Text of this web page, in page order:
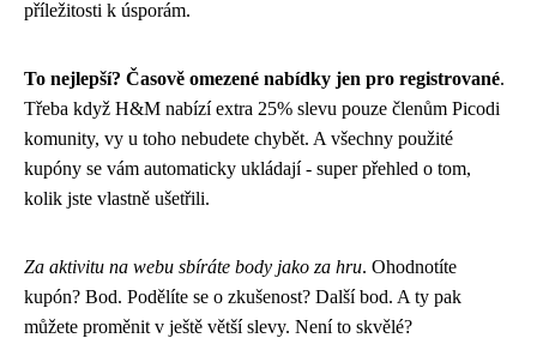
příležitosti k úsporám.
To nejlepší? Časově omezené nabídky jen pro registrované.
Třeba když H&M nabízí extra 25% slevu pouze členům Picodi
komunity, vy u toho nebudete chybět. A všechny použité
kupóny se vám automaticky ukládají - super přehled o tom,
kolik jste vlastně ušetřili.
Za aktivitu na webu sbíráte body jako za hru. Ohodnotíte
kupón? Bod. Podělíte se o zkušenost? Další bod. A ty pak
můžete proměnit v ještě větší slevy. Není to skvělé?